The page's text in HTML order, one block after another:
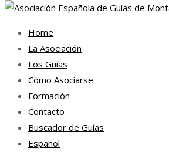
Home
La Asociación
Los Guías
Cómo Asociarse
Formación
Contacto
Buscador de Guías
Español